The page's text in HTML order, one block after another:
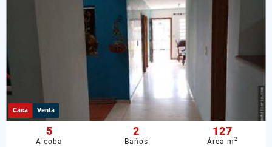
Casa Venta
5
Alcoba
2
Baños
127
Área m2